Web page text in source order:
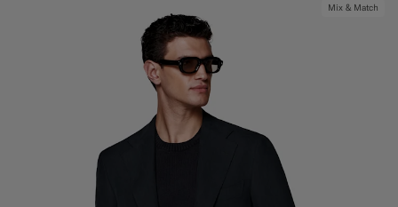
Mix & Match